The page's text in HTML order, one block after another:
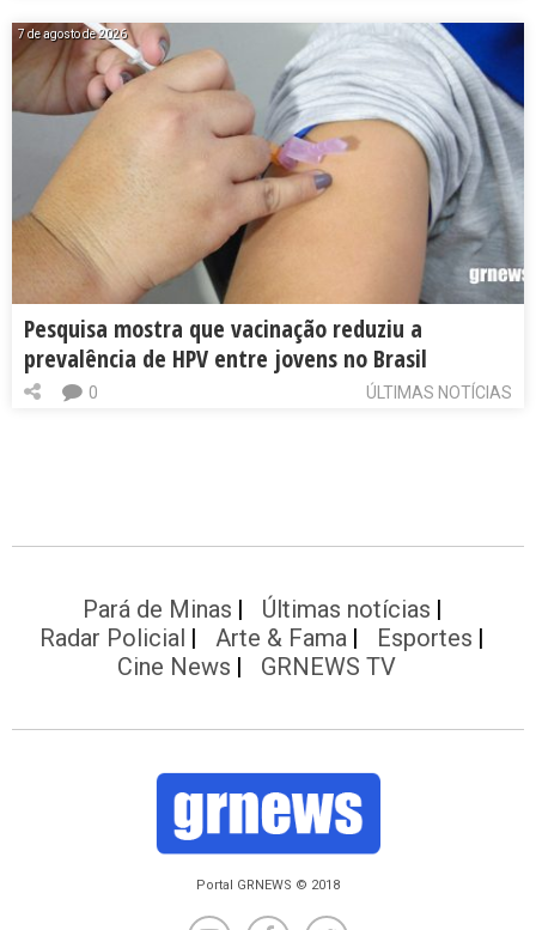
7 de agosto de 2026
Pesquisa mostra que vacinação reduziu a
prevalência de HPV entre jovens no Brasil
ÚLTIMAS NOTÍCIAS
0
Pará de Minas
Últimas notícias
Radar Policial
Arte & Fama
Esportes
Cine News
GRNEWS TV
Portal GRNEWS © 2018